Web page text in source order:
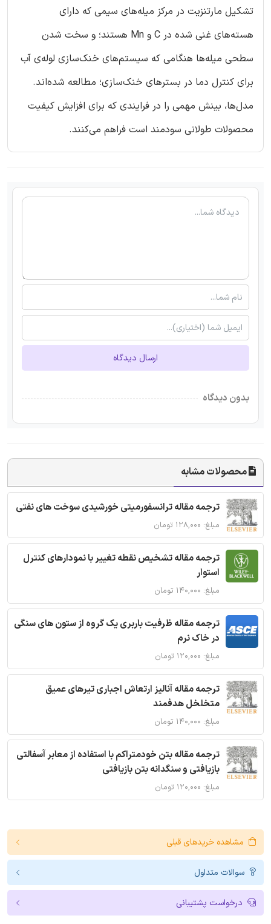
تشکیل مارتنزیت در مرکز میله‌های سیمی که دارای
هسته‌های غنی شده در C و Mn هستند؛ و سخت شدن
سطحی میله‌ها هنگامی که سیستم‌های خنک‌سازی لوله‌ی آب
برای کنترل دما در بسترهای خنک‌سازی؛ مطالعه شده‌اند.
مدل‌ها، بینش مهمی را در فرایندی که برای افزایش کیفیت
محصولات طولانی سودمند است فراهم می‌کنند.
ارسال دیدگاه
بدون دیدگاه
محصولات مشابه
ترجمه مقاله ترانسفورمیتی خورشیدی سوخت های نفتی
مبلغ: ۱۲۸,۰۰۰ تومان
ترجمه مقاله تشخیص نقطه تغییر با نمودارهای کنترل
استوار
مبلغ: ۱۴۰,۰۰۰ تومان
ترجمه مقاله ظرفیت باربری یک گروه از ستون های سنگی
در خاک نرم
مبلغ: ۱۲۰,۰۰۰ تومان
ترجمه مقاله آنالیز ارتعاش اجباری تیرهای عمیق
متخلخل هدفمند
مبلغ: ۱۴۰,۰۰۰ تومان
ترجمه مقاله بتن خودمتراکم با استفاده از معابر آسفالتی
بازیافتی و سنگدانه بتن بازیافتی
مبلغ: ۱۲۰,۰۰۰ تومان
مشاهده خریدهای قبلی
سوالات متداول
درخواست پشتیبانی